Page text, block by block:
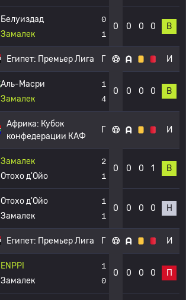
Белуиздад
Замалек
0
1
0 0 0 0 В
Египет: Премьер Лига Г И
Аль-Масри
Замалек
1
4
0 0 0 0 В
Африка: Кубок
конфедерации КАФ
Г И
Замалек
Отохо д'Ойо
2
1
0 0 0 1 В
Отохо д'Ойо
Замалек
1
1
0 0 0 0 Н
Египет: Премьер Лига Г И
ENPPI
Замалек
1
0
0 0 0 0 П